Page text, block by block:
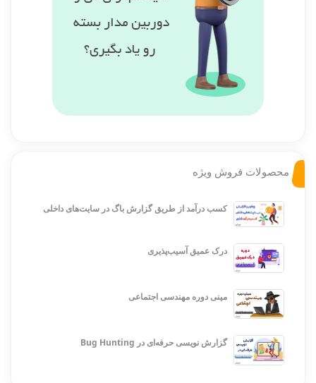
محصولات فروش ویژه
کسب درآمد از طریق گزارش باگ در سایت‌های داخلی
درک عمیق آسیب‌پذیری
مینی دوره مهندسی اجتماعی
گزارش نویسی حرفه‌ای در Bug Hunting